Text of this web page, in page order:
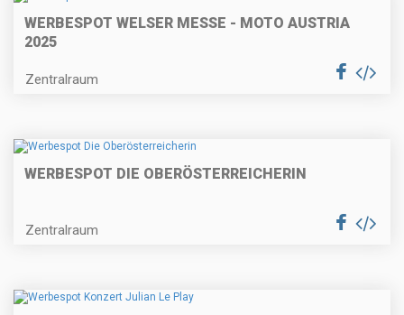
WERBESPOT WELSER MESSE - MOTO AUSTRIA
2025
Zentralraum
WERBESPOT DIE OBERÖSTERREICHERIN
Zentralraum